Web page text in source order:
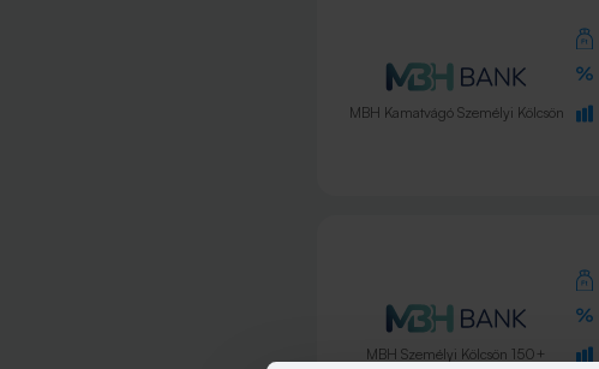
MBH Kamatvágó Személyi Kölcsön
MBH Személyi Kölcsön 150+